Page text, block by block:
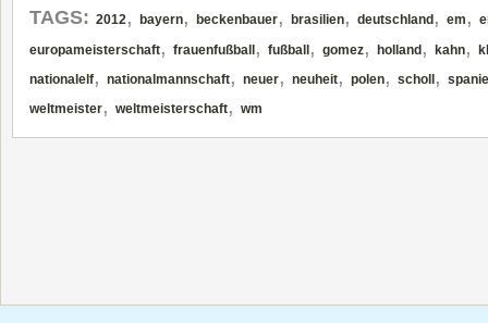
TAGS: 2012, bayern, beckenbauer, brasilien, deutschland , em ,
europameisterschaft, frauenfußball , fußball , gomez, holland , kahn,
nationalelf, nationalmannschaft, neuer, neuheit, polen, scholl ,
weltmeister, weltmeisterschaft, wm